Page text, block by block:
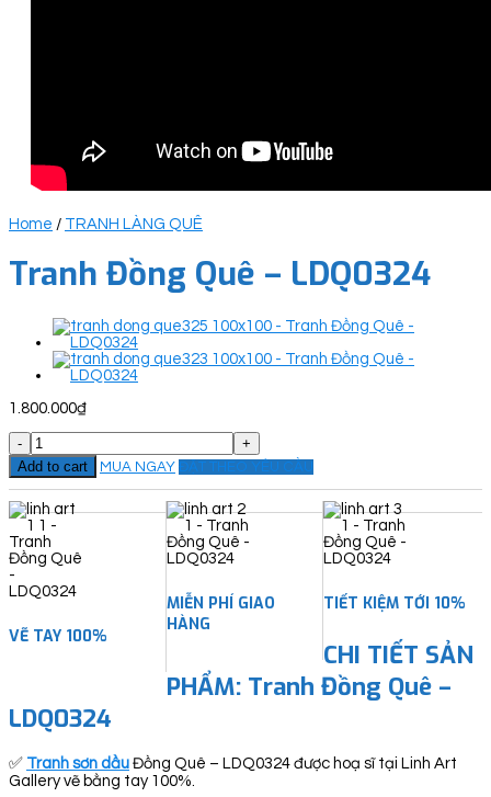
Home / TRANH LÀNG QUÊ
Tranh Đồng Quê – LDQ0324
1.800.000₫
Tranh
Đồng
Quê
-
LDQ0324
quantity
Add to cart MUA NGAY ĐẶT THEO YÊU CẦU
VẼ TAY 100%
MIỄN PHÍ GIAO
HÀNG
TIẾT KIỆM TỚI 10%
CHI TIẾT SẢN
PHẨM: Tranh Đồng Quê –
LDQ0324
✅ Tranh sơn dầu Đồng Quê – LDQ0324 được hoạ sĩ tại Linh Art
Gallery vẽ bằng tay 100%.